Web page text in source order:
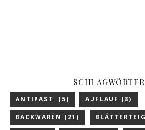
SCHLAGWÖRTER
ANTIPASTI (5) AUFLAUF (8)
BACKWAREN (21) BLÄTTERTEIG